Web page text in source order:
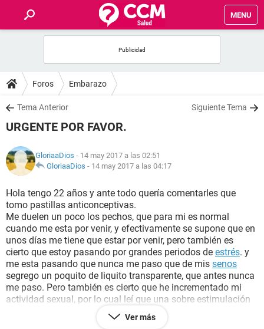
MENU
FOROS
SALUD
NUTRICIÓN
BIENESTAR
SEXUALIDAD
GLOSARIO
Foros Embarazo
Tema Anterior Siguiente Tema
URGENTE POR FAVOR.
GloriaaDios - 14 may 2017 a las 02:51
GloriaaDios - 14 may 2017 a las 04:17
Hola tengo 22 años y ante todo quería comentarles que
tomo pastillas anticonceptivas.
Me duelen un poco los pechos, que para mi es normal
cuando me esta por venir, y efectivamente se supone que en
unos días me tiene que estar por venir, pero también es
cierto que estoy pasando por grandes periodos de estrés. y
me esta pasando que nunca me paso que de mis senos
segrego un poquito de liquito transparente, que antes nunca
me paso. Pero también es cierto que he incrementado mi
actividad sexual, por lo cual leí que una sobre estimulación
en los senos puede causar que segreguen un poquito de
liquido, además también esto puede pasar por un cambio
Ver más